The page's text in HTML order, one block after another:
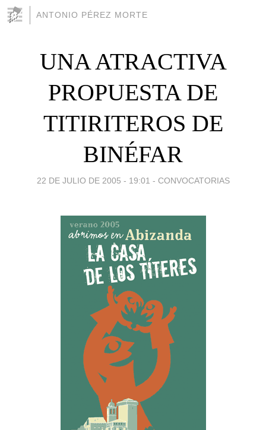
ANTONIO PÉREZ MORTE
UNA ATRACTIVA
PROPUESTA DE
TITIRITEROS DE
BINÉFAR
22 DE JULIO DE 2005 - 19:01 - CONVOCATORIAS